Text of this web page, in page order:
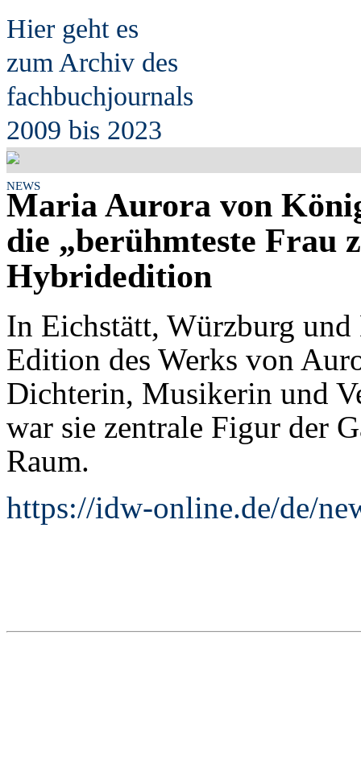
Hier geht es
zum Archiv des
fachbuchjournals
2009 bis 2023
NEWS
Maria Aurora von
die „berühmteste Frau
Hybridedition
In Eichstätt, Würzburg und
Edition des Werks von
Dichterin, Musikerin und
war sie zentrale Figur der
Raum.
https://idw-online.de/de/